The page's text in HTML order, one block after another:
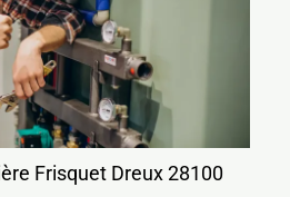
Frisquet Dreux 28100